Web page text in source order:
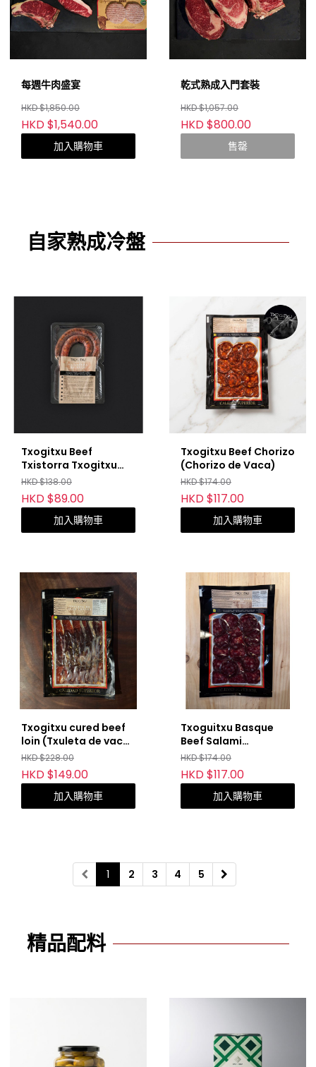
每週牛肉盛宴
HKD $1,850.00
HKD $1,540.00
加入購物車
乾式熟成入門套裝
HKD $1,057.00
HKD $800.00
售罄
自家熟成冷盤
Txogitxu Beef
Txistorra Txogitxu
Beef Txistorra
HKD $138.00
HKD $89.00
加入購物車
Txogitxu Beef Chorizo
(Chorizo de Vaca)
HKD $174.00
HKD $117.00
加入購物車
Txogitxu cured beef
loin (Txuleta de vaca
curada)
HKD $228.00
HKD $149.00
加入購物車
Txoguitxu Basque
Beef Salami
(Salchichon de vaca)
HKD $174.00
HKD $117.00
加入購物車
1 2 3 4 5
精品配料